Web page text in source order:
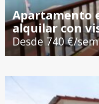
Apartamento
alquilar con
Desde 740 €/